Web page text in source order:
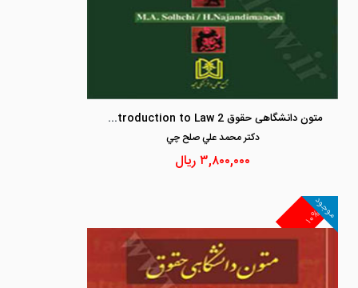
متون دانشگاهی حقوق 2 an Introduction to Law
دكتر محمد علي صلح چي
۳,۸۰۰,۰۰۰ریال
۱۰%
موجود